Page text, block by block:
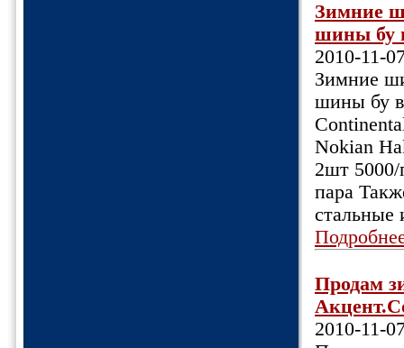
Зимние
шины бу
2010-11-
Зимние
шины бу в
Nokian
2шт
пара
стальные
Продам
2010-11-